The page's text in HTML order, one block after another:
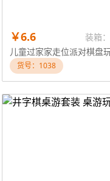
￥6.6 装箱
货号：1038